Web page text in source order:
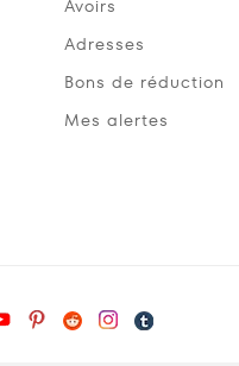
Avoirs
Adresses
Bons de réduction
Mes alertes